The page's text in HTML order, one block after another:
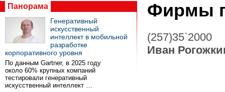
Панорама
Генеративный
искусственный
интеллект в мобильной
разработке
корпоративного уровня
По данным Gartner, в 2025 году
около 60% крупных компаний
тестировали генеративный
искусственный интеллект …
Фирмы
(257)35`2000
Иван